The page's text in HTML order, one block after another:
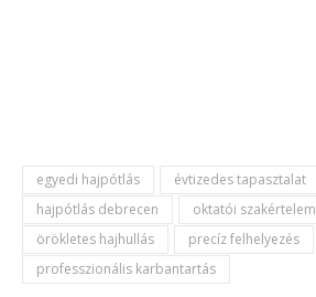
egyedi hajpótlás
évtizedes tapasztalat
hajpótlás debrecen
oktatói szakértelem
örökletes hajhullás
precíz felhelyezés
professzionális karbantartás